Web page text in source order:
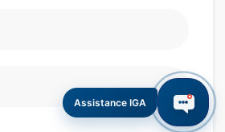
Assistance IGA